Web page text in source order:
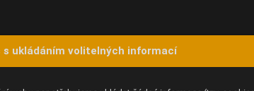
s ukládáním volitelných informací